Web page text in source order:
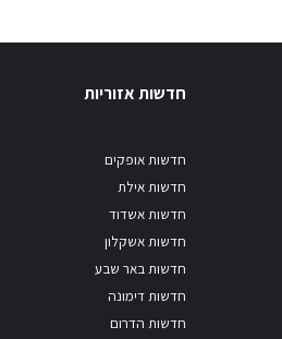
חדשות אזוריות
חדשות אופקים
חדשות אילת
חדשות אשדוד
חדשות אשקלון
חדשות באר שבע
חדשות דימונה
חדשות הדרום